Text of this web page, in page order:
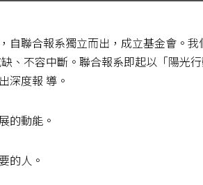
自聯合報系獨立而出，成立基金會。我
、不容中斷。聯合報系即起以「陽光
深度報 導。
的動能。
的人。